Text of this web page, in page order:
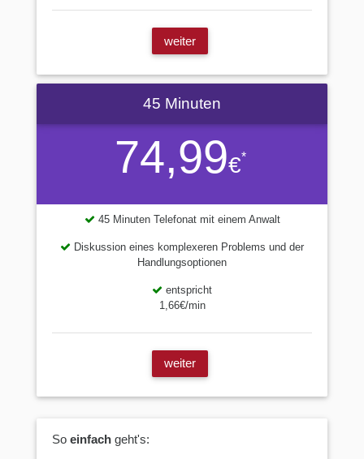
weiter
74,99€*
45 Minuten
45 Minuten Telefonat mit einem Anwalt
Diskussion eines komplexeren Problems und der
Handlungsoptionen
entspricht
1,66€/min
weiter
So einfachgeht's: